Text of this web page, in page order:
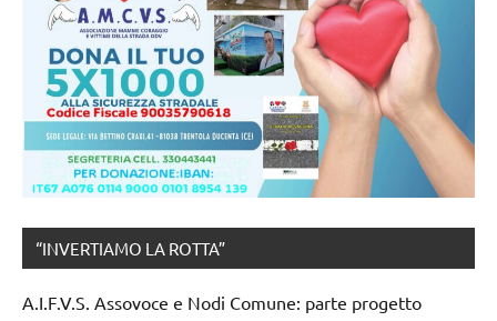
“INVERTIAMO LA ROTTA”
A.I.F.V.S. Assovoce e Nodi Comune: parte progetto